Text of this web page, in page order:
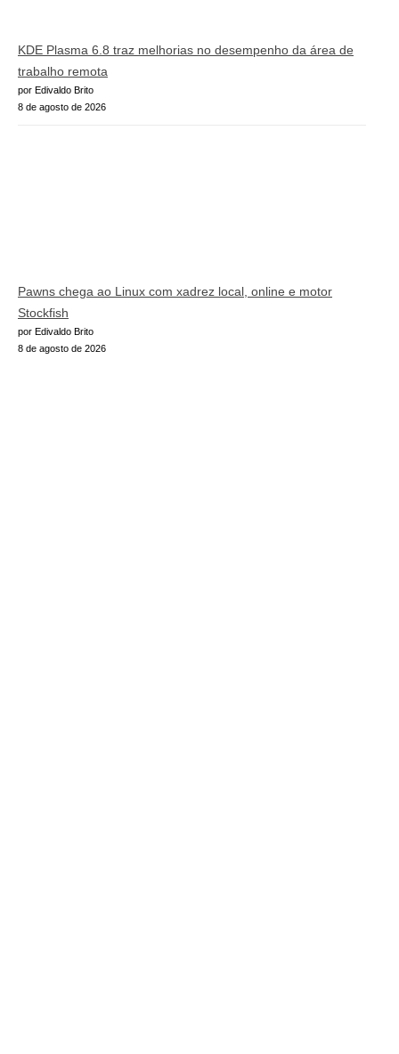
KDE Plasma 6.8 traz melhorias no desempenho da área de
trabalho remota
por Edivaldo Brito
8 de agosto de 2026
Pawns chega ao Linux com xadrez local, online e motor
Stockfish
por Edivaldo Brito
8 de agosto de 2026